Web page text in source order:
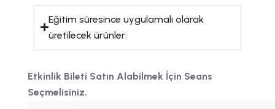
Eğitim süresince uygulamalı olarak
üretilecek ürünler:
Etkinlik Bileti Satın Alabilmek İçin Seans
Seçmelisiniz.